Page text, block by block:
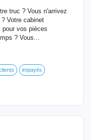
truc ? Vous n'arrivez
Votre cabinet
pour vos pièces
? Vous...
impayés